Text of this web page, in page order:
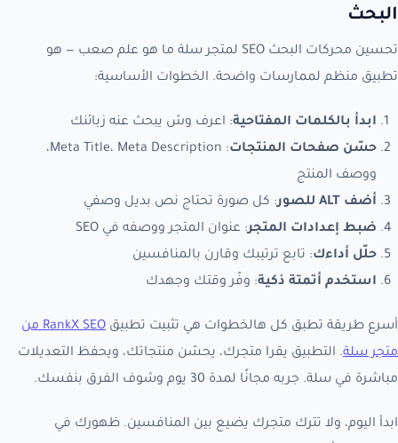
البحث
تحسين محركات البحث SEO لمتجر سلة ما هو علم صعب — هو
تطبيق منظم لممارسات واضحة. الخطوات الأساسية:
ابدأ بالكلمات المفتاحية: اعرف وش يبحث عنه زبائنك
حسّن صفحات المنتجات
: Meta Title، Meta Description،
ووصف المنتج
أضف ALT للصور
: كل صورة تحتاج نص بديل وصفي
ضبط إعدادات المتجر: عنوان المتجر ووصفه في SEO
حلّل أداءك: تابع ترتيبك وقارن بالمنافسين
استخدم أتمتة ذكية: وفّر وقتك وجهدك
أسرع طريقة تطبق كل هالخطوات هي تثبيت تطبيق
RankX SEO من
متجر سلة. التطبيق يقرا متجرك، يحسّن منتجاتك، ويحفظ التعديلات
مباشرة في سلة. جربه مجانًا لمدة 30 يوم وشوف الفرق بنفسك.
ابدأ اليوم، ولا تترك متجرك يضيع بين المنافسين. ظهورك في